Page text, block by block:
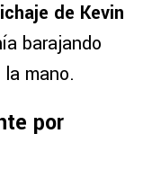
México,
Club León
de Kevin
barajando
mano.